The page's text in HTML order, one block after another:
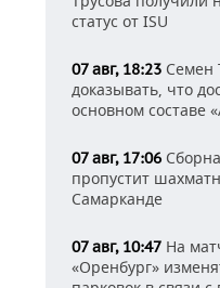
статус от ISU
07 авг, 18:23 Семен
доказывать, что
основном составе
07 авг, 17:06
пропустит
Самарканде
07 авг, 10:47 На
«Оренбург»